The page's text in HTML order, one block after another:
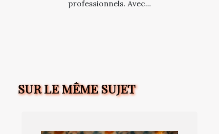
professionnels. Avec...
SUR LE MÊME SUJET